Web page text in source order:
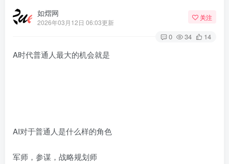
如熠网
2026年03月12日 06:03更新
关注
0 34 14
A时代普通人最大的机会就是
AI对于普通人是什么样的角色
军师，参谋，战略规划师